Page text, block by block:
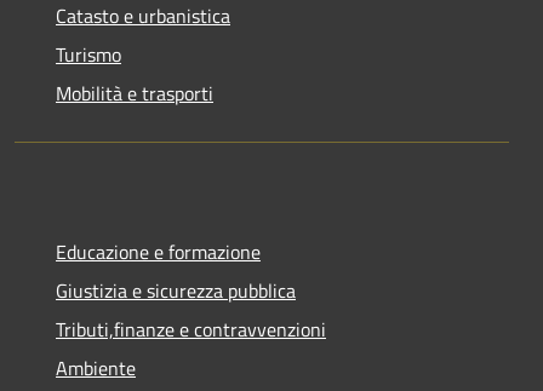
Catasto e urbanistica
Turismo
Mobilità e trasporti
Educazione e formazione
Giustizia e sicurezza pubblica
Tributi,finanze e contravvenzioni
Ambiente